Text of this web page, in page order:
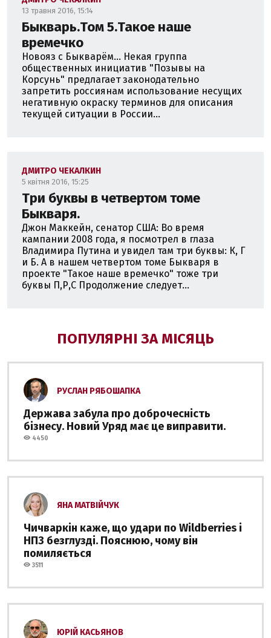
13 травня 2016, 15:14
Быкварь.Том 5.Такое наше
времечко
Новояз с Быкварём... Некая группа
общественных инициатив "Позывы на
Корсунь" предлагает законодательно
запретить россиянам использование несущих
негативную окраску терминов для описания
текущей ситуации в России...
ДМИТРО ЧЕКАЛКИН
5 квітня 2016, 15:25
Три буквы в четвертом томе
Быкваря.
Джон Маккейн, сенатор США: Во время
кампании 2008 года, я посмотрел в глаза
Владимира Путина и увидел там три буквы: К, Г
и Б. А в нашем четвертом томе Быкваря в
проекте "Такое наше времечко" тоже три
буквы П,Р,С Продолжение следует...
ПОПУЛЯРНІ ЗА МІСЯЦЬ
РУСЛАН РЯБОШАПКА
Держава забула про доброчесність
бізнесу. Новий Уряд має це виправити.
4450
ЯНА МАТВІЙЧУК
Чичваркін каже, що удари по Wildberries і
НПЗ безглузді. Пояснюю, чому він
помиляється
3511
ЮРІЙ КАСЬЯНОВ